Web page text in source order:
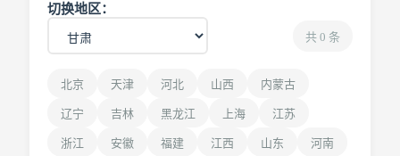
切换地区：
共 0 条
北京 天津 河北 山西 内蒙古
辽宁 吉林 黑龙江 上海 江苏
浙江 安徽 福建 江西 山东 河南